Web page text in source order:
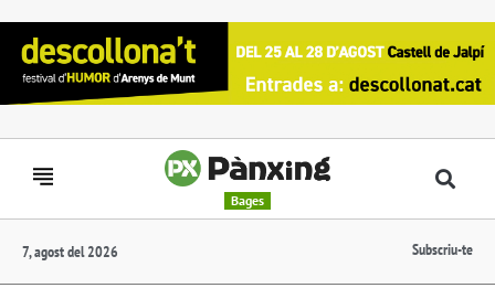
Bages
7, agost del 2026 Subscriu-te